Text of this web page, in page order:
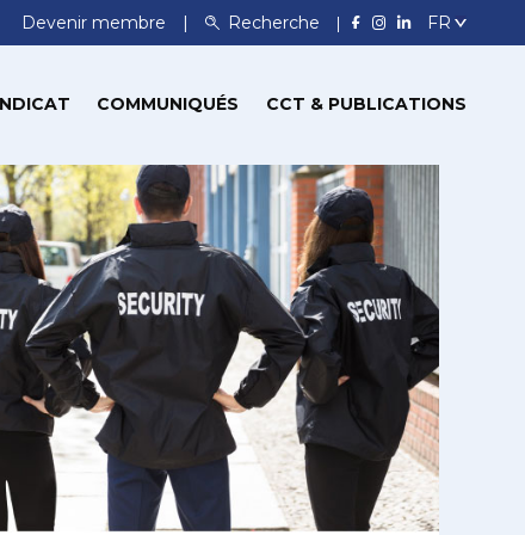
Devenir membre Recherche
COMMUNIQUÉS CCT & PUBLICATIONS